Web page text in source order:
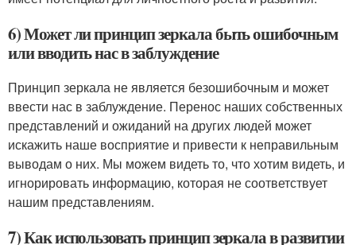
6) Может ли принцип зеркала быть ошибочным
или вводить нас в заблуждение
Принцип зеркала не является безошибочным и может
ввести нас в заблуждение. Перенос наших собственных
представлений и ожиданий на других людей может
искажить наше восприятие и привести к неправильным
выводам о них. Мы можем видеть то, что хотим видеть, и
игнорировать информацию, которая не соответствует
нашим представлениям.
7) Как использовать принцип зеркала в развитии